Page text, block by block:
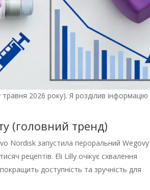
2026 року). Я розділив інформацію
(головний тренд)
Nordisk запустила пероральний Wegovy
рецептів. Eli Lilly очікує схвалення
доступність та зручність для